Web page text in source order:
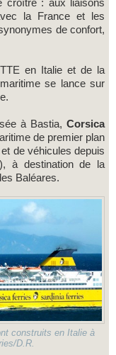
croître : aux liaisons
la France et les
de confort,
en Italie et de la
se lance sur
à Bastia, Corsica
de premier plan
de véhicules depuis
à destination de la
Baléares.
construits en Italie à
D.R.